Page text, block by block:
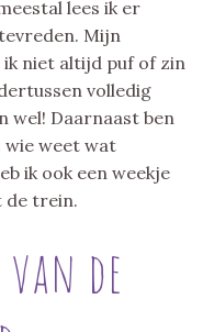
lees ik er
Mijn
niet altijd puf of zin
volledig
wel! Daarnaast ben
wie weet wat
ik ook een weekje
de trein.
de